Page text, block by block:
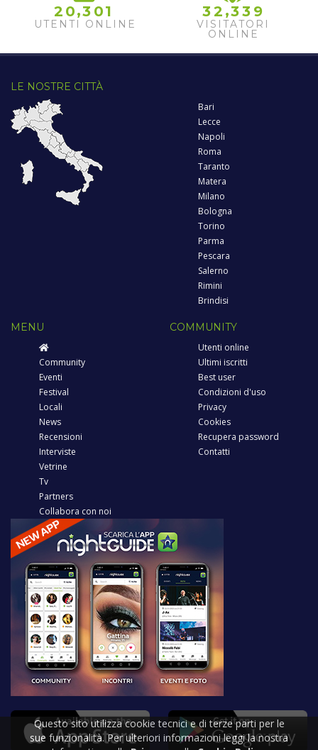
2 0,3 01
UTENTI ONLINE
32 ,33 9
VISITATORI
ONLINE
LE NOSTRE CITTÀ
Bari
Lecce
Napoli
Roma
Taranto
Matera
Milano
Bologna
Torino
Parma
Pescara
Salerno
Rimini
Brindisi
MENU
Community
Eventi
Festival
Locali
News
Recensioni
Interviste
Vetrine
Tv
Partners
Collabora con noi
COMMUNITY
Utenti online
Ultimi iscritti
Best user
Condizioni d'uso
Privacy
Cookies
Recupera password
Contatti
Questo sito utilizza cookie tecnici e di terze parti per le
sue funzionalità. Per ulteriori informazioni leggi la nostra